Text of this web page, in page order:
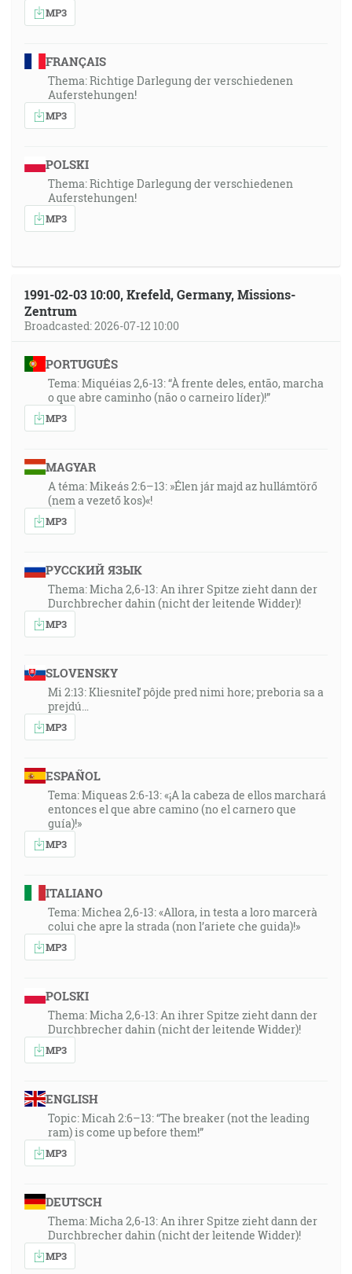
MP3
FRANÇAIS
Thema: Richtige Darlegung der verschiedenen
Auferstehungen!
MP3
POLSKI
Thema: Richtige Darlegung der verschiedenen
Auferstehungen!
MP3
1991-02-03 10:00, Krefeld, Germany, Missions-
Zentrum
Broadcasted: 2026-07-12 10:00
PORTUGUÊS
Tema: Miquéias 2,6-13: “À frente deles, então, marcha
o que abre caminho (não o carneiro líder)!”
MP3
MAGYAR
A téma: Mikeás 2:6–13: »Élen jár majd az hullámtörő
(nem a vezető kos)«!
MP3
РУССКИЙ ЯЗЫК
Thema: Micha 2,6-13: An ihrer Spitze zieht dann der
Durchbrecher dahin (nicht der leitende Widder)!
MP3
SLOVENSKY
Mi 2:13: Kliesniteľ pôjde pred nimi hore; preboria sa a
prejdú…
MP3
ESPAÑOL
Tema: Miqueas 2:6-13: «¡A la cabeza de ellos marchará
entonces el que abre camino (no el carnero que
guía)!»
MP3
ITALIANO
Tema: Michea 2,6-13: «Allora, in testa a loro marcerà
colui che apre la strada (non l’ariete che guida)!»
MP3
POLSKI
Thema: Micha 2,6-13: An ihrer Spitze zieht dann der
Durchbrecher dahin (nicht der leitende Widder)!
MP3
ENGLISH
Topic: Micah 2:6–13: “The breaker (not the leading
ram) is come up before them!”
MP3
DEUTSCH
Thema: Micha 2,6-13: An ihrer Spitze zieht dann der
Durchbrecher dahin (nicht der leitende Widder)!
MP3